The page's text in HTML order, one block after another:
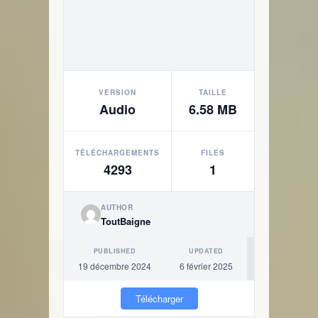
VERSION
Audio
TAILLE
6.58 MB
TÉLÉCHARGEMENTS
4293
FILES
1
AUTHOR
ToutBaigne
PUBLISHED
19 décembre 2024
UPDATED
6 février 2025
Télécharger